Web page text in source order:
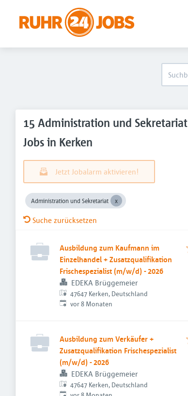
15 Administration und Sekretariat
Jobs in Kerken
Jetzt Jobalarm aktivieren!
Administration und Sekretariat
Suche zurücksetzen
Ausbildung zum Kaufmann im
Einzelhandel + Zusatzqualifikation
Frischespezialist (m/w/d) - 2026
EDEKA Brüggemeier
47647 Kerken, Deutschland
Veröffentlicht:
vor 8 Monaten
Ausbildung zum Verkäufer +
Zusatzqualifikation Frischespezialist
(m/w/d) - 2026
EDEKA Brüggemeier
47647 Kerken, Deutschland
Veröffentlicht: